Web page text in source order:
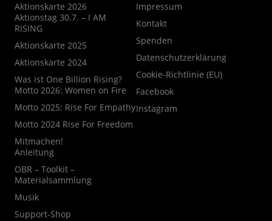
Aktionskarte 2026
Aktionstag 30.7. – I AM
RISING
Aktionskarte 2025
Aktionskarte 2024
Was ist One Billion Rising?
Motto 2026: Women on Fire
Motto 2025: Rise For Empathy
Motto 2024 Rise For Freedom
Mitmachen!
Anleitung
OBR – Toolkit –
Materialsammlung
Musik
Support-Shop
Impressum
Kontakt
Spenden
Datenschutzerklärung
Cookie-Richtlinie (EU)
Facebook
Instagram